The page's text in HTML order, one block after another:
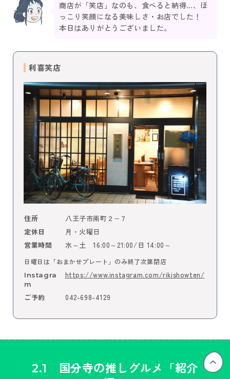
商店が「笑店」なのも、食べると納得…、ほ
っこり笑顔になる美味しさ・お店でした！
本日はありがとうございました。
利喜笑店
住所 八王子市南町２−７
定休日 月・火曜日
営業時間 水～土 16:00～21:00/日 14:00～
日曜日は「おまかせプレート」のみ終了次第閉店
Instagra
m
https://www.instagram.com/rikishowten/
ご予約 042-698-4129
2.1 国分寺の推しグルメ
「紹介